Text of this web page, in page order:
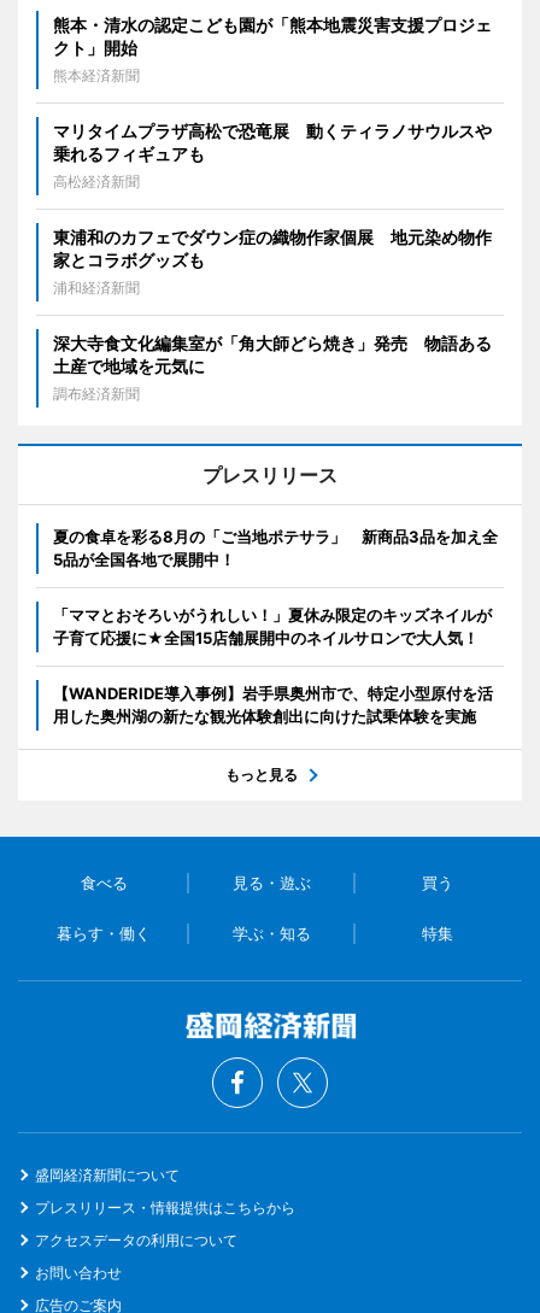
熊本・清水の認定こども園が「熊本地震災害支援プロジェ
クト」開始
熊本経済新聞
マリタイムプラザ高松で恐竜展 動くティラノサウルスや
乗れるフィギュアも
高松経済新聞
東浦和のカフェでダウン症の織物作家個展 地元染め物作
家とコラボグッズも
浦和経済新聞
深大寺食文化編集室が「角大師どら焼き」発売 物語ある
土産で地域を元気に
調布経済新聞
プレスリリース
夏の食卓を彩る8月の「ご当地ポテサラ」 新商品3品を加え全
5品が全国各地で展開中！
「ママとおそろいがうれしい！」夏休み限定のキッズネイルが
子育て応援に★全国15店舗展開中のネイルサロンで大人気！
【WANDERIDE導入事例】岩手県奥州市で、特定小型原付を活
用した奥州湖の新たな観光体験創出に向けた試乗体験を実施
もっと見る
食べる 見る・遊ぶ 買う
暮らす・働く 学ぶ・知る 特集
盛岡経済新聞について
プレスリリース・情報提供はこちらから
アクセスデータの利用について
お問い合わせ
広告のご案内